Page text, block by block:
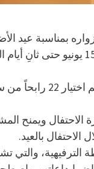
بمناسبة عيد
مراكز التسوق في دبي، حيث يمنح المول زواره فرصة
ويُمكن للمتسوقين الدخول في
ويمنح
والتي